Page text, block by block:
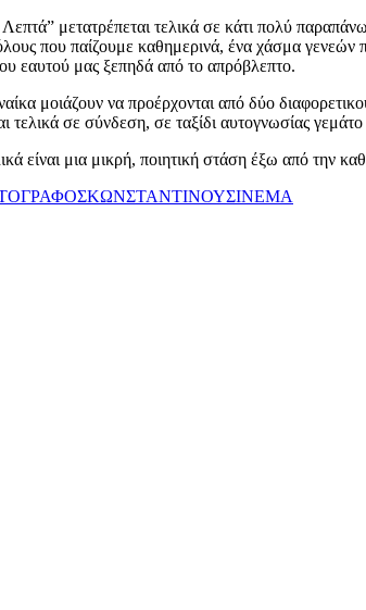
μετατρέπεται τελικά σε κάτι πολύ
που παίζουμε καθημερινά, ένα χάσμα γενεών
εαυτού μας ξεπηδά από το απρόβλεπτο.
μοιάζουν να προέρχονται από δύο
τελικά σε σύνδεση, σε ταξίδι αυτογνωσίας
είναι μια μικρή, ποιητική στάση έξω από την
ΚΩΝΣΤΑΝΤΙΝΟΥΣΙΝΕΜΑ